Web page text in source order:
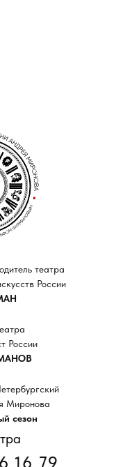
театра
России
16 79
Миронова
сезон
России